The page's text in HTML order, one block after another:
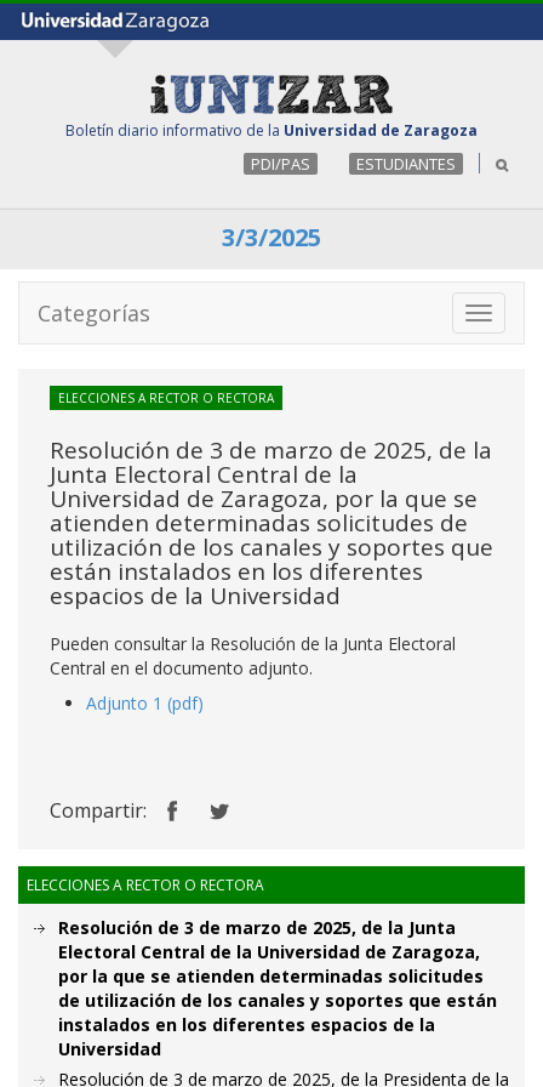
Boletín diario informativo de la Universidad de Zaragoza
PDI/PAS ESTUDIANTES
3/3/2025
Toggle
Categorías
ELECCIONES A RECTOR O RECTORA
Resolución de 3 de marzo de 2025, de la
Junta Electoral Central de la
Universidad de Zaragoza, por la que se
atienden determinadas solicitudes de
utilización de los canales y soportes que
están instalados en los diferentes
espacios de la Universidad
Pueden consultar la Resolución de la Junta Electoral
Central en el documento adjunto.
Adjunto 1 (pdf)
Compartir:
ELECCIONES A RECTOR O RECTORA
Resolución de 3 de marzo de 2025, de la Junta
Electoral Central de la Universidad de Zaragoza,
por la que se atienden determinadas solicitudes
de utilización de los canales y soportes que están
instalados en los diferentes espacios de la
Universidad
Resolución de 3 de marzo de 2025, de la Presidenta de la